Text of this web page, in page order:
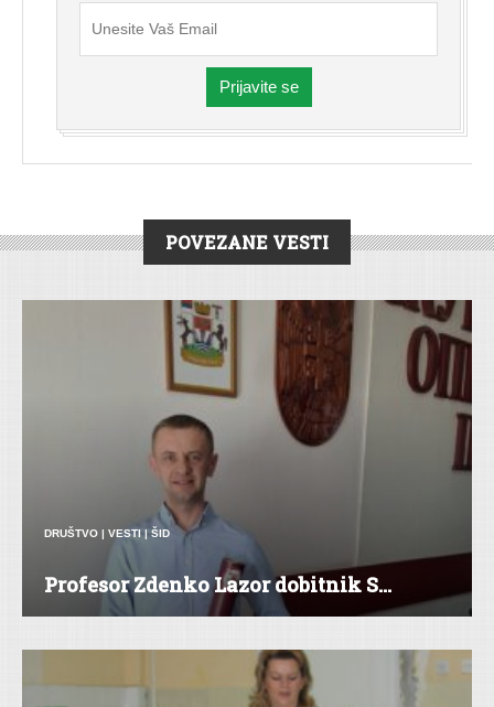
Prijavite se
POVEZANE VESTI
DRUŠTVO | VESTI | ŠID
Profesor Zdenko Lazor dobitnik S...